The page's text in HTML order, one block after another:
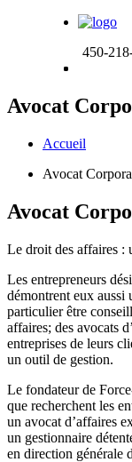
450-
Avocat
Accueil
Avocat
Avocat
Le droit des affaires :
Les entrepreneurs
démontrent eux aussi
particulier être
affaires; des avocats
entreprises de leurs
un outil de gestion.
Le fondateur de
que recherchent les
un avocat d’affaires
un gestionnaire
en direction générale